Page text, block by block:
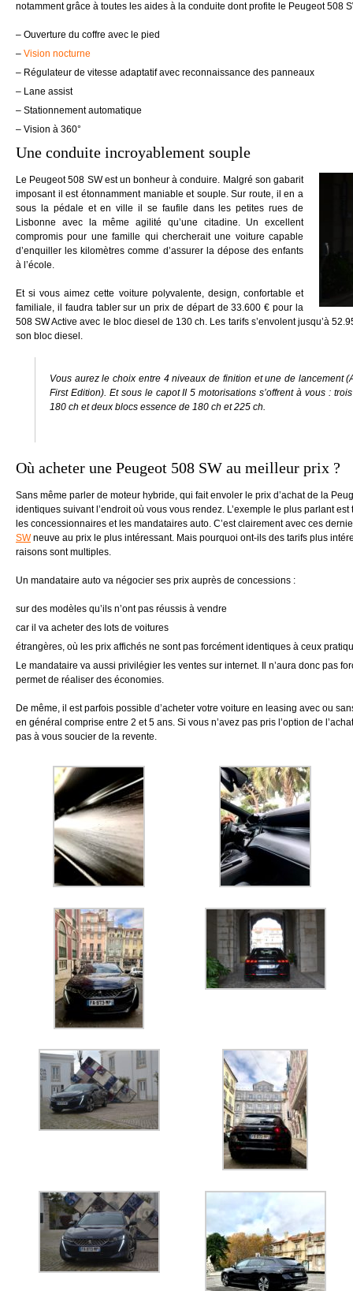
notamment grâce à toutes les aides à la conduite dont profite le Peugeot 508
– Ouverture du coffre avec le pied
– Vision nocturne
– Régulateur de vitesse adaptatif avec reconnaissance des panneaux
– Lane assist
– Stationnement automatique
– Vision à 360°
Une conduite incroyablement souple
Le Peugeot 508 SW est un bonheur à conduire. Malgré son gabarit
imposant il est étonnamment maniable et souple. Sur route, il en a
sous la pédale et en ville il se faufile dans les petites rues de
Lisbonne avec la même agilité qu’une citadine. Un excellent
compromis pour une famille qui chercherait une voiture capable
d’enquiller les kilomètres comme d’assurer la dépose des enfants
à l’école.
Et si vous aimez cette voiture polyvalente, design, confortable et
familiale, il faudra tabler sur un prix de départ de 33.600 € pour la
508 SW Active avec le bloc diesel de 130 ch. Les tarifs s’envolent jusqu’à
son bloc diesel.
Vous aurez le choix entre 4 niveaux de finition et une de lancement
First Edition). Et sous le capot II 5 motorisations s’offrent à vous :
180 ch et deux blocs essence de 180 ch et 225 ch.
Où acheter une Peugeot 508 SW au meilleur prix ?
Sans même parler de moteur hybride, qui fait envoler le prix d’achat de la
identiques suivant l’endroit où vous vous rendez. L’exemple le plus parlant
les concessionnaires et les mandataires auto. C’est clairement avec ces
SWneuve au prix le plus intéressant. Mais pourquoi ont-ils des tarifs plus
raisons sont multiples.
Un mandataire auto va négocier ses prix auprès de concessions :
sur des modèles qu’ils n’ont pas réussis à vendre
car il va acheter des lots de voitures
étrangères, où les prix affichés ne sont pas forcément identiques à ceux
Le mandataire va aussi privilégier les ventes sur internet. Il n’aura donc pas
permet de réaliser des économies.
De même, il est parfois possible d’acheter votre voiture en leasing avec ou
en général comprise entre 2 et 5 ans. Si vous n’avez pas pris l’option de
pas à vous soucier de la revente.